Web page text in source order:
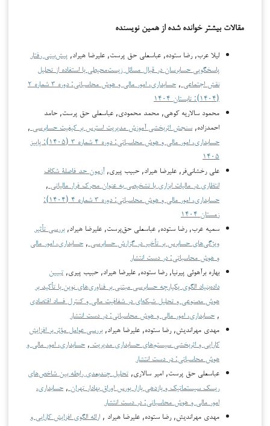
مقالات بیشتر خوانده شده از همین نویسنده
لیلا عرب, رضا ستوده, عباسعلی حق پرست, علیرضا هیراد, پیش‌بینی رفتار
پاسخگویی حسابرسان در قبال مسائل زیست‌محیطی با استفاده از تحلیل
نقش اجتماعی ,
حسابداری، امور مالی و هوش محاسباتی: دوره ۳ شماره ۲
(۱۴۰۴): تابستان ۱۴۰۴
محمود سالاریه کوهی, محمد محمودی, عباسعلی حق پرست, حامد
احمدزاده, سنجش اثربخشی آموزش مدیریت استرس بر کیفیت حسابرسی ,
حسابداری، امور مالی و هوش محاسباتی: دوره ۴ شماره ۳ (۱۴۰۵): پاییز
۱۴۰۵
علی رخشانی‌فر, علیرضا هیراد, حبیب پیری,آزمون حد فاصلۀ شکاف
انتظاری در مالیات ابزاری با تشخیصی به عنوان محرک فرار مالیاتی ,
حسابداری، امور مالی و هوش محاسباتی: دوره ۳ شماره ۴ (۱۴۰۴):
زمستان ۱۴۰۴
سمیه عرب, رضا ستوده, عباسعلی حق‌پرست, علیرضا هیراد,بررسی تأثیر
ویژگی‌های حسابرس بر تأخیر در گزارش حسابرسی , حسابداری، امور مالی
و هوش محاسباتی: در دست انتشار
بهاره برآهوئی پیرنیا, رضا ستوده, علیرضا هیراد, حبیب پیری, تبیین
داده‌بنیاد الگوی یکپارچه حسابرسی مبتنی بر فناوری‌های نوین با تأکید بر
هوش مصنوعی و تحلیل شبکه‌ای در شفافیت مالی و کنترل فساد اقتصادی
, حسابداری، امور مالی و هوش محاسباتی: در دست انتشار
مهدي مهراندیش, رضا ستوده, علیرضا هیراد,بررسی عوامل مؤثر بر افزایش
کارایی و اثربخشی سیستم‌های حسابداری مدیریت , حسابداری، امور مالی و
هوش محاسباتی: در دست انتشار
عباسعلی حق پرست, امیر سالاری, تحلیل چندبعدی رابطه بین شاخص‌های
ریسک سیستماتیک و بازدهی بازار بورس اوراق بهادار تهران , حسابداری،
امور مالی و هوش محاسباتی: در دست انتشار
مهدي مهراندیش, رضا ستوده, علیرضا هیراد , ارائه الگوی افزایش کارایی و